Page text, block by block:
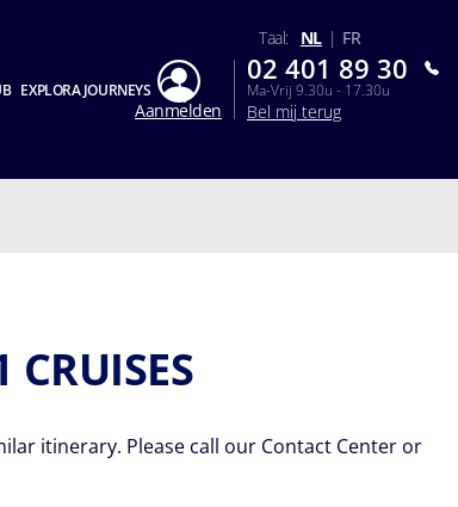
EXPLORA JOURNEYS
Aanmelden
Taal: NL | FR
02 401 89 30
Ma-Vrij 9.30u - 17.30u
Bel mij terug
itinerary. Please call our Contact Center or